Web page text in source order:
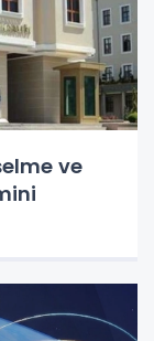
ve